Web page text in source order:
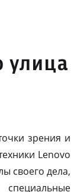
улица
зрения и
Lenovo
своего дела,